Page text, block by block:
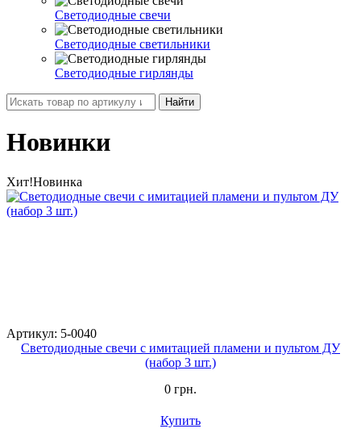
Светодиодные свечи
Светодиодные светильники
Светодиодные гирлянды
Найти
Новинки
Хит!Новинка
Артикул: 5-0040
Светодиодные свечи с имитацией пламени и пультом ДУ
(набор 3 шт.)
0 грн.
Купить